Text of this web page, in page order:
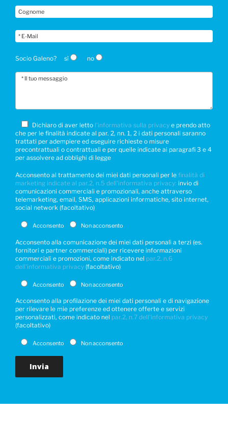
Socio Galeno? sì no
Dichiaro di aver letto l'informativa sulla privacye prendo atto
che per le finalità indicate al par. 2, nn. 1, 2 i dati personali saranno
trattati per adempiere ed eseguire richieste o misure
precontrattuali o contrattuali e per quelle indicate ai paragrafi 3 e 4
per assolvere ad obblighi di legge
Acconsento al trattamento dei miei dati personali per le finalità di
marketing indicate al par.2, n.5 dell'informativa privacy: invio di
comunicazioni commerciali e promozionali, anche attraverso
telemarketing, email, SMS, applicazioni informatiche, sito internet,
social network (facoltativo)
Acconsento Non acconsento
Acconsento alla comunicazione dei miei dati personali a terzi (es.
fornitori e partner commerciali) per ricevere informazioni
commerciali e promozioni, come indicato nel par.2, n.6
dell'informativa privacy (facoltativo)
Acconsento Non acconsento
Acconsento alla profilazione dei miei dati personali e di navigazione
per rilevare le mie preferenze ed ottenere offerte e servizi
personalizzati, come indicato nel par.2, n.7 dell'informativa privacy
(facoltativo)
Acconsento Non acconsento